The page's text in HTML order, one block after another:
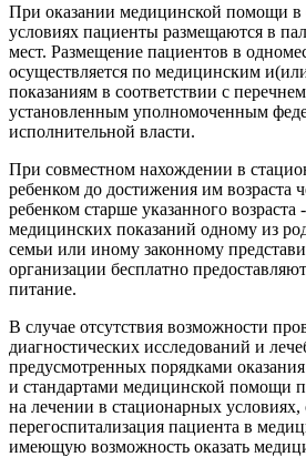
При оказании медицинской помощи в
условиях пациенты размещаются в
мест. Размещение пациентов в
осуществляется по медицинским
показаниям в соответствии с
установленным уполномоченным
исполнительной власти.
При совместном нахождении в
ребенком до достижения им возраста
ребенком старше указанного
медицинских показаний одному из
семьи или иному законному
организации бесплатно
питание.
В случае отсутствия возможности
диагностических исследований и
предусмотренных порядками
и стандартами медицинской помощи
на лечении в стационарных условиях,
перегоспитализация пациента в
имеющую возможность оказать